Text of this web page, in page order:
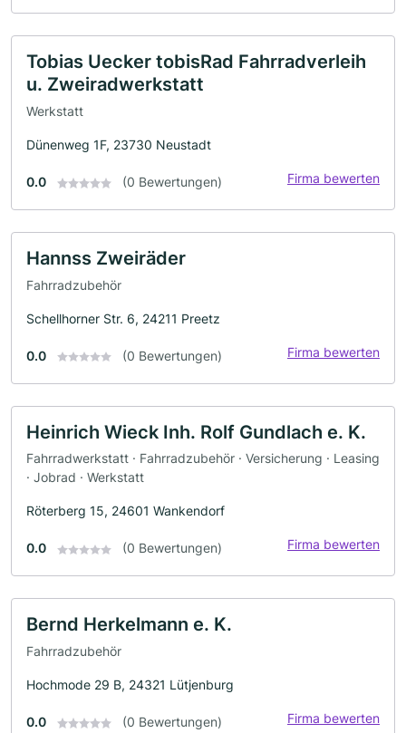
Tobias Uecker tobisRad Fahrradverleih
u. Zweiradwerkstatt
Werkstatt
Dünenweg 1F, 23730 Neustadt
0.0 (0 Bewertungen) Firma bewerten
Hannss Zweiräder
Fahrradzubehör
Schellhorner Str. 6, 24211 Preetz
0.0 (0 Bewertungen) Firma bewerten
Heinrich Wieck Inh. Rolf Gundlach e. K.
Fahrradwerkstatt · Fahrradzubehör · Versicherung · Leasing
· Jobrad · Werkstatt
Röterberg 15, 24601 Wankendorf
0.0 (0 Bewertungen) Firma bewerten
Bernd Herkelmann e. K.
Fahrradzubehör
Hochmode 29 B, 24321 Lütjenburg
0.0 (0 Bewertungen) Firma bewerten